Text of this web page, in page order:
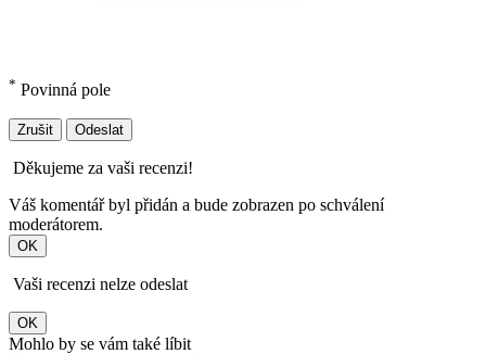
* Povinná pole
Zrušit Odeslat
Děkujeme za vaši recenzi!
Váš komentář byl přidán a bude zobrazen po schválení
moderátorem.
OK
Vaši recenzi nelze odeslat
OK
Mohlo by se vám také líbit